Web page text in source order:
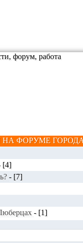
ФОРУМЕ
[4]
- [7]
- [1]